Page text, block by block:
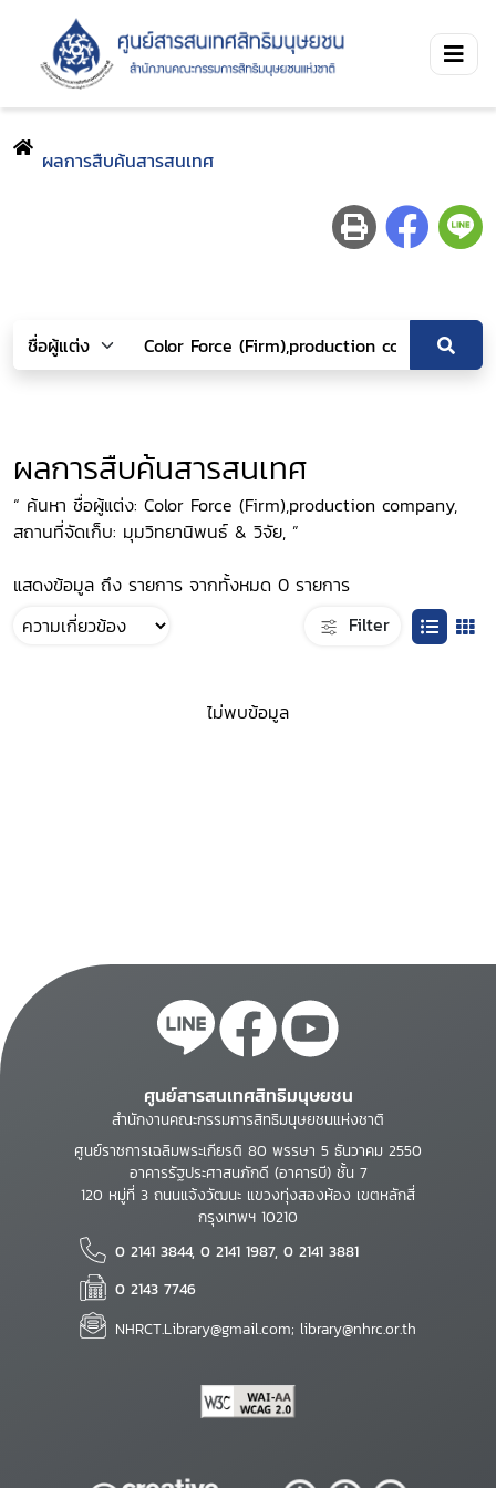
ผลการสืบค้นสารสนเทศ
ผลการสืบค้นสารสนเทศ
“ ค้นหา ชื่อผู้แต่ง: Color Force (Firm),production company,
สถานที่จัดเก็บ: มุมวิทยานิพนธ์ & วิจัย, ”
แสดงข้อมูล ถึง รายการ จากทั้งหมด 0 รายการ
Filter
ไม่พบข้อมูล
ศูนย์สารสนเทศสิทธิมนุษยชน
สำนักงานคณะกรรมการสิทธิมนุษยชนแห่งชาติ
ศูนย์ราชการเฉลิมพระเกียรติ 80 พรรษา 5 ธันวาคม 2550
อาคารรัฐประศาสนภักดี (อาคารบี) ชั้น 7
120 หมู่ที่ 3 ถนนแจ้งวัฒนะ แขวงทุ่งสองห้อง เขตหลักสี่
กรุงเทพฯ 10210
0 2141 3844, 0 2141 1987, 0 2141 3881
0 2143 7746
NHRCT.Library@gmail.com; library@nhrc.or.th